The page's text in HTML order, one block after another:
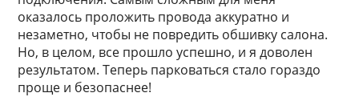
оказалось проложить провода аккуратно и
незаметно, чтобы не повредить обшивку салона.
Но, в целом, все прошло успешно, и я доволен
результатом. Теперь парковаться стало гораздо
проще и безопаснее!